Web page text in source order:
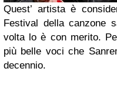
Quest’ artista è
Festival della canzone
volta lo è con merito.
più belle voci che
decennio.